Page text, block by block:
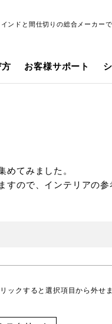
ンドと間仕切りの総合メーカー
お客様サポート
めてみました。
すので、インテリアの参
ックすると選択項目から外せま